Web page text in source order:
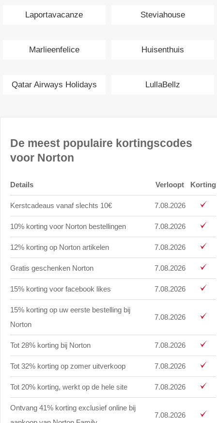
Laportavacanze Steviahouse
Marlieenfelice Huisenthuis
Qatar Airways Holidays LullaBellz
De meest populaire kortingscodes
voor Norton
Details Verloopt Korting
Kerstcadeaus vanaf slechts 10€ 7.08.2026
10% korting voor Norton bestellingen 7.08.2026
12% korting op Norton artikelen 7.08.2026
Gratis geschenken Norton 7.08.2026
15% korting voor facebook likes 7.08.2026
15% korting op uw eerste bestelling bij
Norton
7.08.2026
Tot 28% korting bij Norton 7.08.2026
Tot 32% korting op zomer uitverkoop 7.08.2026
Tot 20% korting, werkt op de hele site 7.08.2026
Ontvang 41% korting exclusief online bij
7.08.2026